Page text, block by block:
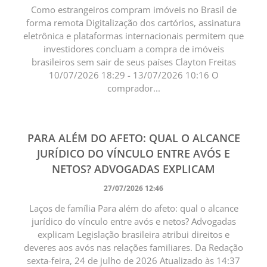
Como estrangeiros compram imóveis no Brasil de
forma remota Digitalização dos cartórios, assinatura
eletrônica e plataformas internacionais permitem que
investidores concluam a compra de imóveis
brasileiros sem sair de seus países Clayton Freitas
10/07/2026 18:29 - 13/07/2026 10:16 O
comprador...
PARA ALÉM DO AFETO: QUAL O ALCANCE
JURÍDICO DO VÍNCULO ENTRE AVÓS E
NETOS? ADVOGADAS EXPLICAM
27/07/2026 12:46
Laços de família Para além do afeto: qual o alcance
jurídico do vínculo entre avós e netos? Advogadas
explicam Legislação brasileira atribui direitos e
deveres aos avós nas relações familiares. Da Redação
sexta-feira, 24 de julho de 2026 Atualizado às 14:37